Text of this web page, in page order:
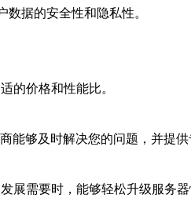
据的安全性和隐私性。
的价格和性能比。
能够及时解决您的问题，并提供
展需要时，能够轻松升级服务器